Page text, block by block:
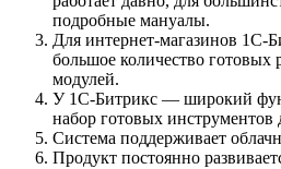
подробные мануалы.
Для интернет-магазинов 1С-
большое количество
модулей.
У 1С-Битрикс — широкий
набор готовых инструментов
Система поддерживает
Продукт постоянно